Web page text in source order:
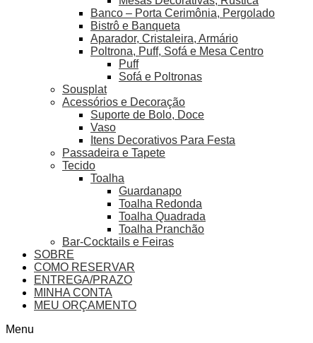
Banco – Porta Cerimônia, Pergolado
Bistrô e Banqueta
Aparador, Cristaleira, Armário
Poltrona, Puff, Sofá e Mesa Centro
Puff
Sofá e Poltronas
Sousplat
Acessórios e Decoração
Suporte de Bolo, Doce
Vaso
Itens Decorativos Para Festa
Passadeira e Tapete
Tecido
Toalha
Guardanapo
Toalha Redonda
Toalha Quadrada
Toalha Pranchão
Bar-Cocktails e Feiras
SOBRE
COMO RESERVAR
ENTREGA/PRAZO
MINHA CONTA
MEU ORÇAMENTO
Menu